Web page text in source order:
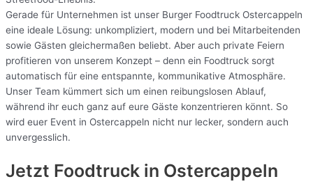
Gerade für Unternehmen ist unser Burger Foodtruck Ostercappeln
eine ideale Lösung: unkompliziert, modern und bei Mitarbeitenden
sowie Gästen gleichermaßen beliebt. Aber auch private Feiern
profitieren von unserem Konzept – denn ein Foodtruck sorgt
automatisch für eine entspannte, kommunikative Atmosphäre.
Unser Team kümmert sich um einen reibungslosen Ablauf,
während ihr euch ganz auf eure Gäste konzentrieren könnt. So
wird euer Event in Ostercappeln nicht nur lecker, sondern auch
unvergesslich.
Jetzt Foodtruck in Ostercappeln